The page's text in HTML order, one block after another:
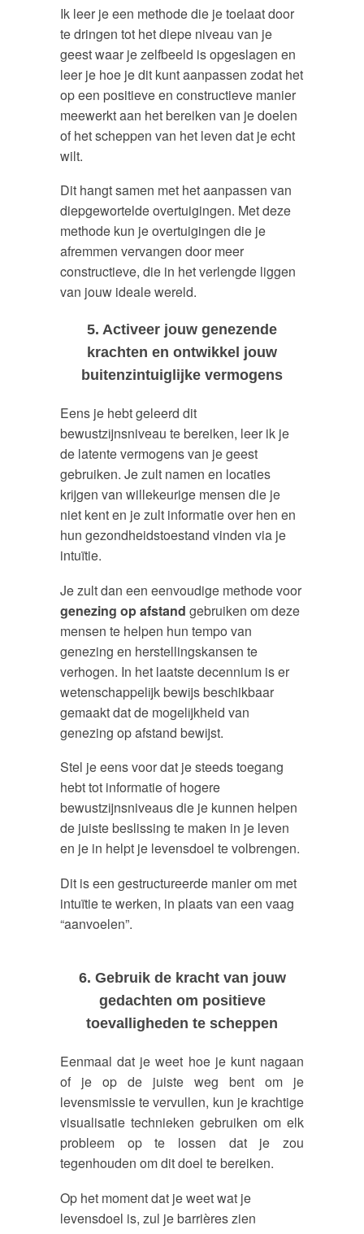
Ik leer je een methode die je toelaat door
te dringen tot het diepe niveau van je
geest waar je zelfbeeld is opgeslagen en
leer je hoe je dit kunt aanpassen zodat het
op een positieve en constructieve manier
meewerkt aan het bereiken van je doelen
of het scheppen van het leven dat je echt
wilt.
Dit hangt samen met het aanpassen van
diepgewortelde overtuigingen. Met deze
methode kun je overtuigingen die je
afremmen vervangen door meer
constructieve, die in het verlengde liggen
van jouw ideale wereld.
5. Activeer jouw genezende
krachten en ontwikkel jouw
buitenzintuiglijke vermogens
Eens je hebt geleerd dit
bewustzijnsniveau te bereiken, leer ik je
de latente vermogens van je geest
gebruiken. Je zult namen en locaties
krijgen van willekeurige mensen die je
niet kent en je zult informatie over hen en
hun gezondheidstoestand vinden via je
intuïtie.
Je zult dan een eenvoudige methode voor
genezing op afstand gebruiken om deze
mensen te helpen hun tempo van
genezing en herstellingskansen te
verhogen. In het laatste decennium is er
wetenschappelijk bewijs beschikbaar
gemaakt dat de mogelijkheid van
genezing op afstand bewijst.
Stel je eens voor dat je steeds toegang
hebt tot informatie of hogere
bewustzijnsniveaus die je kunnen helpen
de juiste beslissing te maken in je leven
en je in helpt je levensdoel te volbrengen.
Dit is een gestructureerde manier om met
intuïtie te werken, in plaats van een vaag
“aanvoelen”.
6. Gebruik de kracht van jouw
gedachten om positieve
toevalligheden te scheppen
Eenmaal dat je weet hoe je kunt nagaan
of je op de juiste weg bent om je
levensmissie te vervullen, kun je krachtige
visualisatie technieken gebruiken om elk
probleem op te lossen dat je zou
tegenhouden om dit doel te bereiken.
Op het moment dat je weet wat je
levensdoel is, zul je barrières zien